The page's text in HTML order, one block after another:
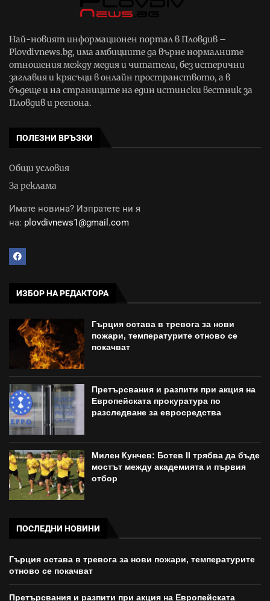
Най-новият информационен портал в Пловдив –
Plovdivnews.bg, има амбициите да върне нормалните
отношения между медия и читатели, без истерични
заглавия и крясъци в онлайн пространството, а в
бъдеще и на страниците на един истински вестник за
Пловдив и региона.
ПОЛЕЗНИ ВРЪЗКИ
Общи условия
За реклама
Имате новина? Изпратете ни я
на: plovdivnews1@gmail.com
ИЗБОР НА РЕДАКТОРА
Гърция остава в тревога за нови
пожари, температурите отново се
покачват
Претърсвания и разпити при акция на
Европейската прокуратура по
разследване за евросредства
Милен Кунчев: Ботев II трябва да бъде
мостът между академията и първия
отбор
ПОСЛЕДНИ НОВИНИ
Гърция остава в тревога за нови пожари, температурите
отново се покачват
Претърсвания и разпити при акция на Европейската